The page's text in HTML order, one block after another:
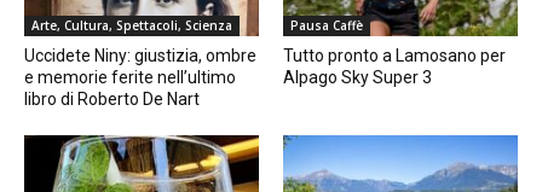
Arte, Cultura, Spettacoli, Scienza
Uccidete Niny: giustizia, ombre
e memorie ferite nell’ultimo
libro di Roberto De Nart
Pausa Caffè
Tutto pronto a Lamosano per
Alpago Sky Super 3